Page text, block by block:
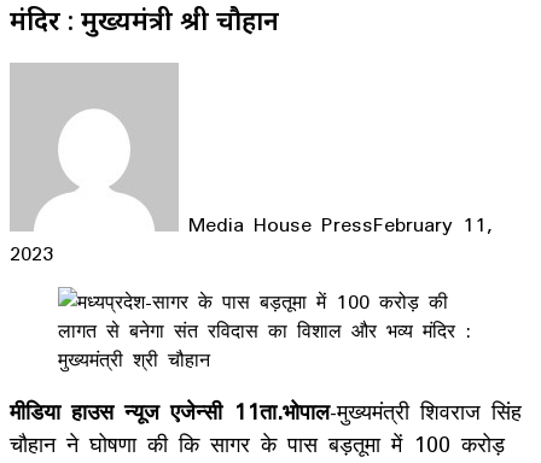
मंदिर : मुख्यमंत्री श्री चौहान
Media House PressFebruary 11,
2023
Facebook
LinkedIn
WhatsApp
Telegram
मीडिया हाउस न्यूज एजेन्सी 11ता.भोपाल-मुख्यमंत्री शिवराज सिंह
चौहान ने घोषणा की कि सागर के पास बड़तूमा में 100 करोड़